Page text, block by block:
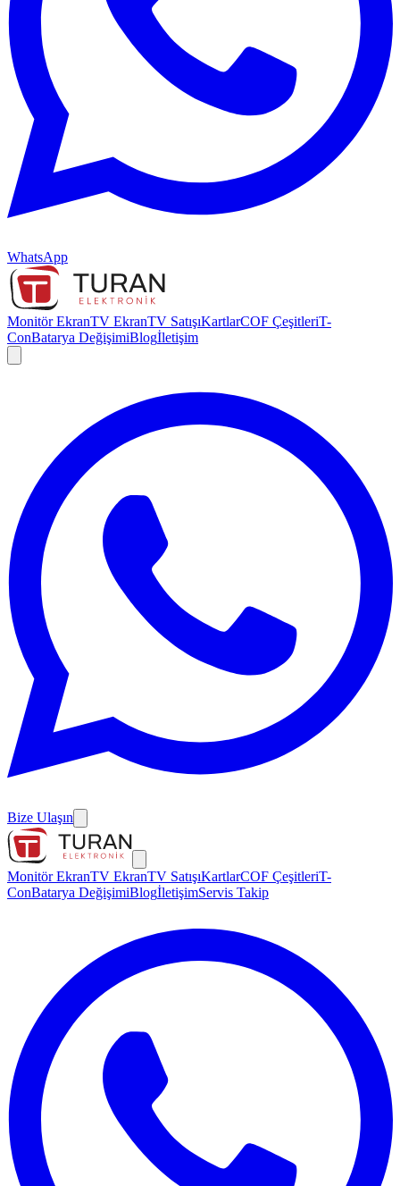
WhatsApp
Monitör EkranTV EkranTV SatışıKartlarCOF ÇeşitleriT-
ConBatarya DeğişimiBlogİletişim
Bize Ulaşın
Monitör EkranTV EkranTV SatışıKartlarCOF ÇeşitleriT-
ConBatarya DeğişimiBlogİletişimServis Takip